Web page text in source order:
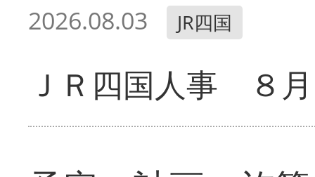
2026.08.03 JR四国
ＪＲ四国人事 ８